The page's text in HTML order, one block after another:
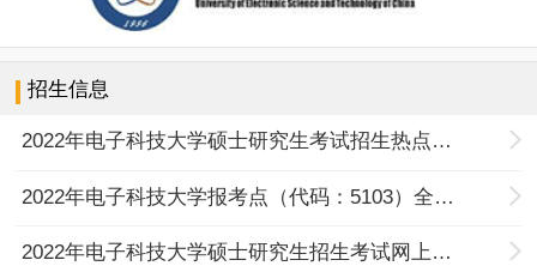
招生信息
2022年电子科技大学硕士研究生考试招生热点问题答疑（一）
2022年电子科技大学报考点（代码：5103）全国硕士研究生招生考试网上报名公告
2022年电子科技大学硕士研究生招生考试网上报名公告